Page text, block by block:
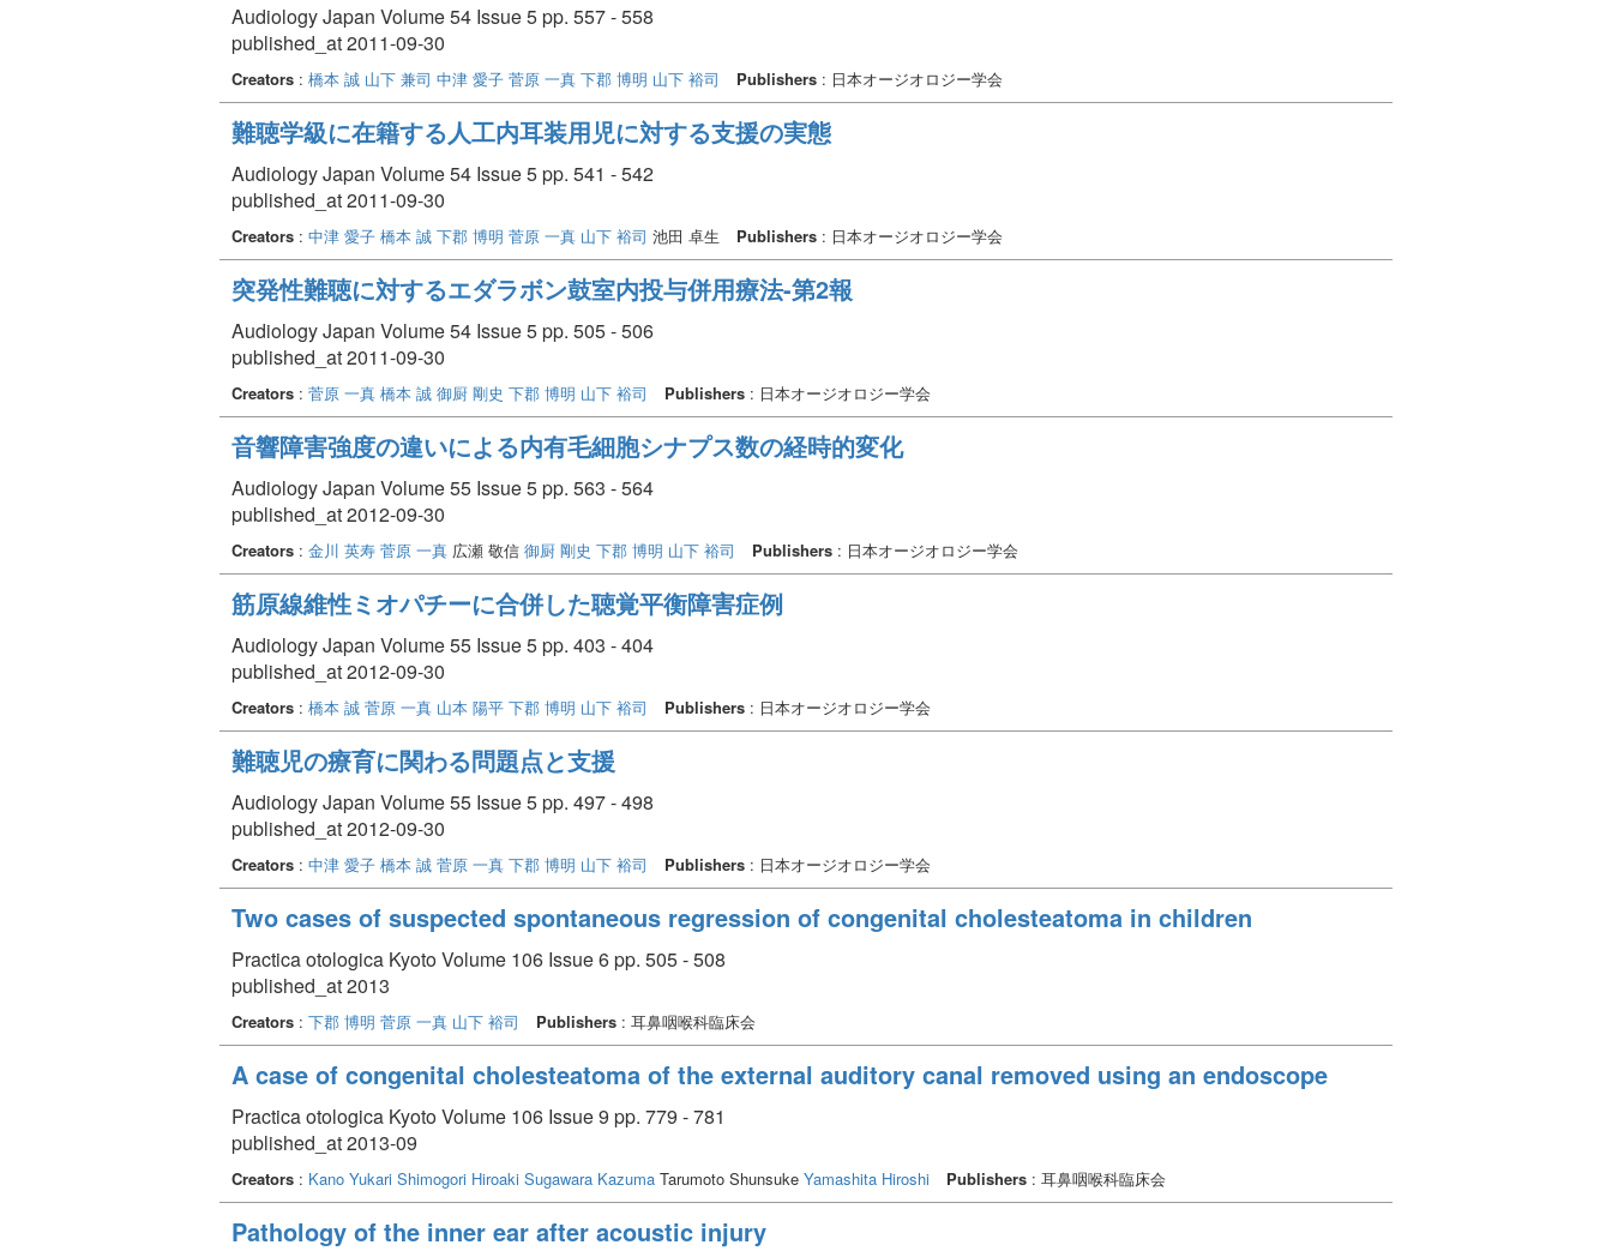
Audiology Japan Volume 54 Issue 5 pp. 557 - 558
published_at 2011-09-30
Creators : 橋本 誠 山下 兼司 中津 愛子 菅原 一真 下郡 博明 山下 裕司 Publishers : 日本オージオロジー学会
難聴学級に在籍する人工内耳装用児に対する支援の実態
Audiology Japan Volume 54 Issue 5 pp. 541 - 542
published_at 2011-09-30
Creators : 中津 愛子 橋本 誠 下郡 博明 菅原 一真 山下 裕司 池田 卓生 Publishers : 日本オージオロジー学会
突発性難聴に対するエダラボン鼓室内投与併用療法-第2報
Audiology Japan Volume 54 Issue 5 pp. 505 - 506
published_at 2011-09-30
Creators : 菅原 一真 橋本 誠 御厨 剛史 下郡 博明 山下 裕司 Publishers : 日本オージオロジー学会
音響障害強度の違いによる内有毛細胞シナプス数の経時的変化
Audiology Japan Volume 55 Issue 5 pp. 563 - 564
published_at 2012-09-30
Creators : 金川 英寿 菅原 一真 広瀬 敬信 御厨 剛史 下郡 博明 山下 裕司 Publishers : 日本オージオロジー学会
筋原線維性ミオパチーに合併した聴覚平衡障害症例
Audiology Japan Volume 55 Issue 5 pp. 403 - 404
published_at 2012-09-30
Creators : 橋本 誠 菅原 一真 山本 陽平 下郡 博明 山下 裕司 Publishers : 日本オージオロジー学会
難聴児の療育に関わる問題点と支援
Audiology Japan Volume 55 Issue 5 pp. 497 - 498
published_at 2012-09-30
Creators : 中津 愛子 橋本 誠 菅原 一真 下郡 博明 山下 裕司 Publishers : 日本オージオロジー学会
Two cases of suspected spontaneous regression of congenital cholesteatoma in children
Practica otologica Kyoto Volume 106 Issue 6 pp. 505 - 508
published_at 2013
Creators : 下郡 博明 菅原 一真 山下 裕司 Publishers : 耳鼻咽喉科臨床会
A case of congenital cholesteatoma of the external auditory canal removed using an endoscope
Practica otologica Kyoto Volume 106 Issue 9 pp. 779 - 781
published_at 2013-09
Creators : Kano Yukari Shimogori Hiroaki Sugawara Kazuma Tarumoto Shunsuke Yamashita Hiroshi Publishers : 耳鼻咽喉科臨床会
Pathology of the inner ear after acoustic injury